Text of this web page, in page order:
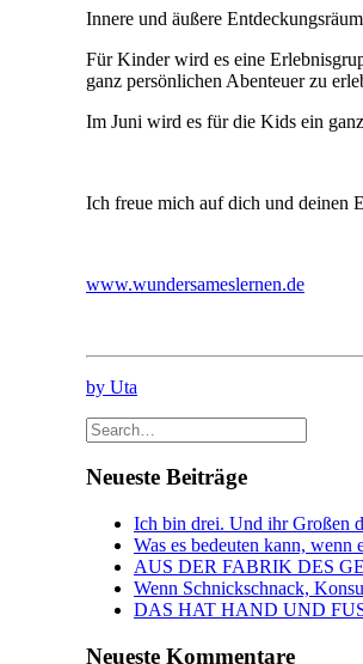
Innere und äußere
Für Kinder wird es eine
ganz persönlichen Abenteuer zu
Im Juni wird es für die Kids ein
Ich freue mich auf dich und deinen
www.wundersameslernen.de
by Uta
Neueste Beiträge
Ich bin drei. Und ihr Großen
Was es bedeuten kann,
AUS DER FABRIK DES
Wenn Schnickschnack,
DAS HAT HAND UND
Neueste Kommentare